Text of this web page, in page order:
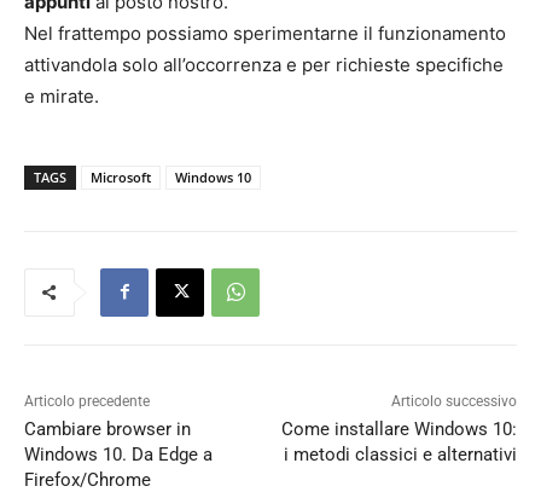
Nel frattempo possiamo sperimentarne il funzionamento
attivandola solo all’occorrenza e per richieste specifiche
e mirate.
TAGS Microsoft Windows 10
Articolo precedente
Cambiare browser in
Windows 10. Da Edge a
Firefox/Chrome
Articolo successivo
Come installare Windows 10:
i metodi classici e alternativi